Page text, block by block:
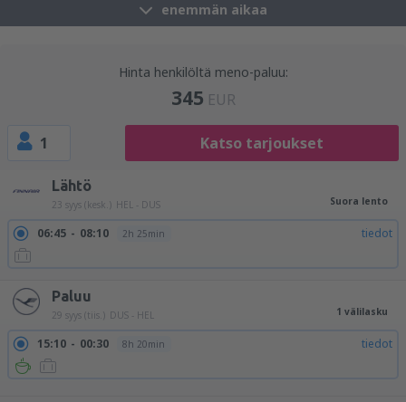
enemmän aikaa
Hinta henkilöltä meno-paluu:
345 EUR
1 Katso tarjoukset
Lähtö
23 syys (kesk.) HEL - DUS Suora lento
06:45 08:10 2h 25min tiedot
Paluu
29 syys (tiis.) DUS - HEL 1 välilasku
15:10 00:30 8h 20min tiedot